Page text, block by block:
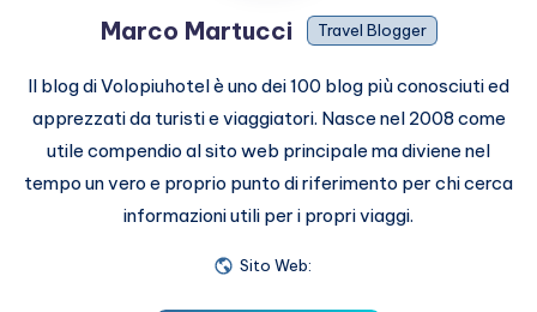
Marco Martucci Travel Blogger
Il blog di Volopiuhotel è uno dei 100 blog più conosciuti ed
apprezzati da turisti e viaggiatori. Nasce nel 2008 come
utile compendio al sito web principale ma diviene nel
tempo un vero e proprio punto di riferimento per chi cerca
informazioni utili per i propri viaggi.
Sito Web: